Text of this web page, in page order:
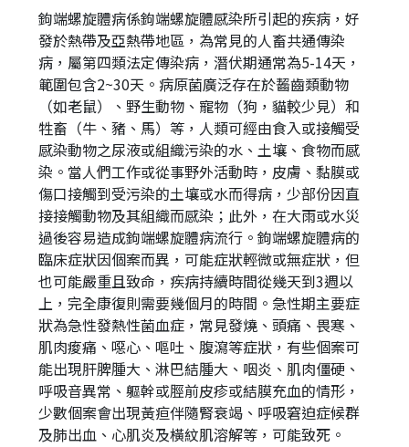
鉤端螺旋體病係鉤端螺旋體感染所引起的疾病，好
發於熱帶及亞熱帶地區，為常見的人畜共通傳染
病，屬第四類法定傳染病，潛伏期通常為5-14天，
範圍包含2~30天。病原菌廣泛存在於齧齒類動物
（如老鼠）、野生動物、寵物（狗，貓較少見）和
牲畜（牛、豬、馬）等，人類可經由食入或接觸受
感染動物之尿液或組織污染的水、土壤、食物而感
染。當人們工作或從事野外活動時，皮膚、黏膜或
傷口接觸到受污染的土壤或水而得病，少部份因直
接接觸動物及其組織而感染；此外，在大雨或水災
過後容易造成鉤端螺旋體病流行。鉤端螺旋體病的
臨床症狀因個案而異，可能症狀輕微或無症狀，但
也可能嚴重且致命，疾病持續時間從幾天到3週以
上，完全康復則需要幾個月的時間。急性期主要症
狀為急性發熱性菌血症，常見發燒、頭痛、畏寒、
肌肉痠痛、噁心、嘔吐、腹瀉等症狀，有些個案可
能出現肝脾腫大、淋巴結腫大、咽炎、肌肉僵硬、
呼吸音異常、軀幹或脛前皮疹或結膜充血的情形，
少數個案會出現黃疸伴隨腎衰竭、呼吸窘迫症候群
及肺出血、心肌炎及橫紋肌溶解等，可能致死。